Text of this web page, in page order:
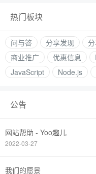
热门板块
问与答 分享发现
商业推广
优惠信息
JavaScript
Node.js
公告
网站帮助 - Yoo趣儿
2022-03-27
我们的愿景